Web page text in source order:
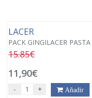
LACER
PACK GINGILACER
15.85€
11,90€
- + Añadir